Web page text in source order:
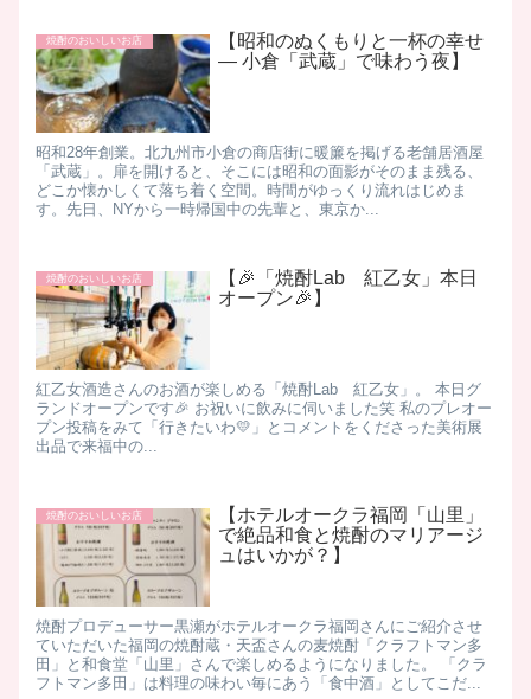
焼酎のおいしいお店
【昭和のぬくもりと一杯の幸せ
― 小倉「武蔵」で味わう夜】
昭和28年創業。北九州市小倉の商店街に暖簾を掲げる老舗居酒屋
「武蔵」。 ​扉を開けると、そこには昭和の面影がそのまま残る、
どこか懐かしくて落ち着く空間。時間がゆっくり流れはじめま
す。 ​先日、NYから一時帰国中の先輩と、東京か...
焼酎のおいしいお店
【🎉「焼酎Lab 紅乙女」本日
オープン🎉】
紅乙女酒造さんのお酒が楽しめる「焼酎Lab 紅乙女」。 本日グ
ランドオープンです🎉 お祝いに飲みに伺いました笑 私のプレオー
プン投稿をみて「行きたいわ💛」とコメントをくださった美術展
出品で来福中の...
焼酎のおいしいお店
【ホテルオークラ福岡「山里」
で絶品和食と焼酎のマリアージ
ュはいかが？】
焼酎プロデューサー黒瀬がホテルオークラ福岡さんにご紹介させ
ていただいた福岡の焼酎蔵・天盃さんの麦焼酎「クラフトマン多
田」と和食堂「山里」さんで楽しめるようになりました。 「クラ
フトマン多田」は料理の味わい毎にあう「食中酒」としてこだ...